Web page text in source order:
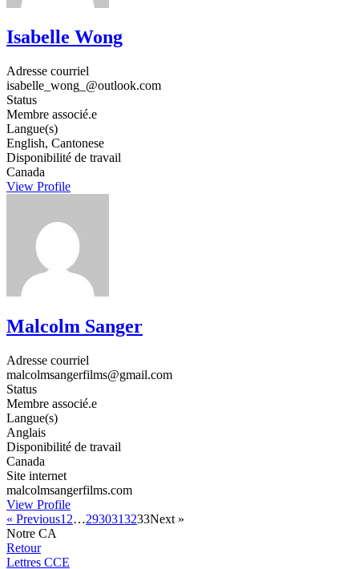
Isabelle Wong
Adresse courriel
isabelle_wong_@outlook.com
Status
Membre associé.e
Langue(s)
English, Cantonese
Disponibilité de travail
Canada
View Profile
Malcolm Sanger
Adresse courriel
malcolmsangerfilms@gmail.com
Status
Membre associé.e
Langue(s)
Anglais
Disponibilité de travail
Canada
Site internet
malcolmsangerfilms.com
View Profile
« Previous1 2…2930313233Next »
Notre CA
Retour
Lettres CCE